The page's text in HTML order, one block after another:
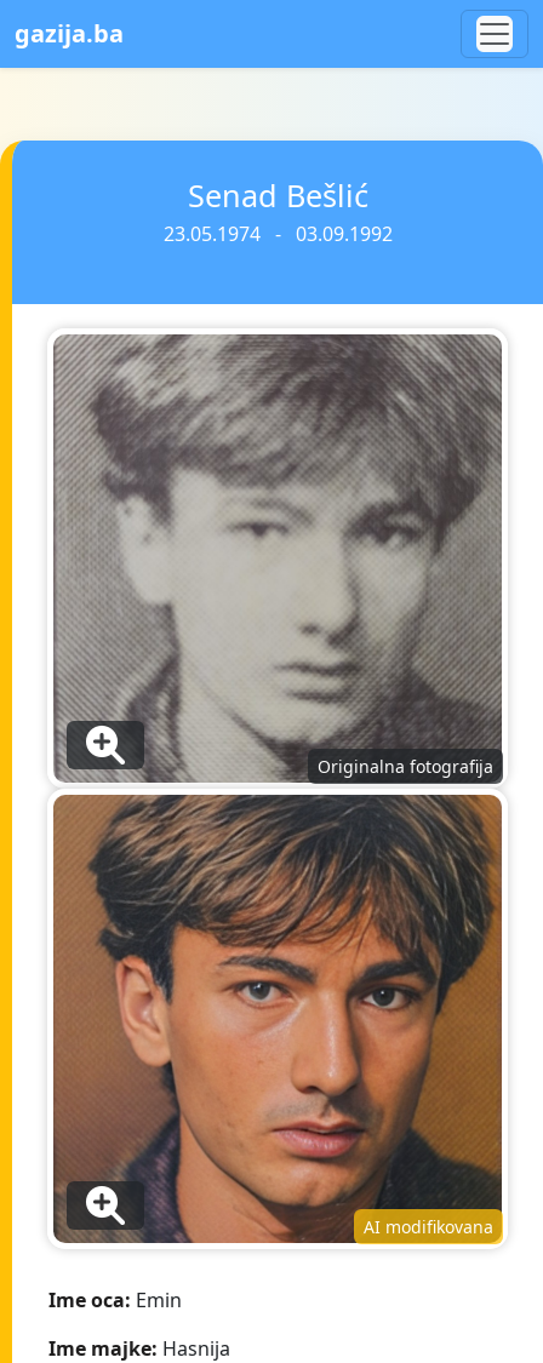
gazija.ba
Senad Bešlić
23.05.1974 - 03.09.1992
Originalna fotografija
AI modifikovana
Ime oca: Emin
Ime majke: Hasnija